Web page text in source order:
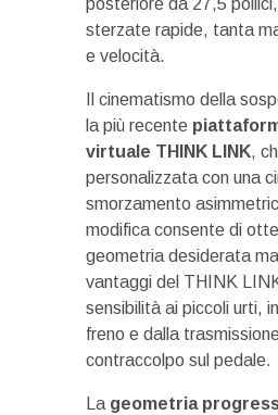
posteriore da 27,5
sterzate rapide, tanta
e velocità.
Il cinematismo della
la più recente
virtuale THINK LINK,
personalizzata con una
smorzamento
modifica consente di
geometria desiderata
vantaggi del THINK
sensibilità ai piccoli urti,
freno e dalla
contraccolpo sul pedale.
La geometria